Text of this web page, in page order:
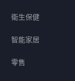
衛生保健
智能家居
零售